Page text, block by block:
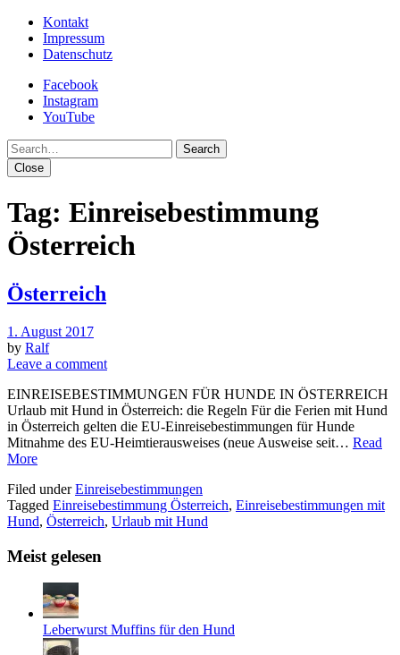
Kontakt
Impressum
Datenschutz
Facebook
Instagram
YouTube
Search
Close
Tag: Einreisebestimmung
Österreich
Österreich
1. August 2017
by Ralf
Leave a comment
EINREISEBESTIMMUNGEN FÜR HUNDE IN ÖSTERREICH
Urlaub mit Hund in Österreich: die Regeln Für die Ferien mit Hund
in Österreich gelten die EU-Einreisebestimmungen für Hunde
Mitnahme des EU-Heimtierausweises (neue Ausweise seit… Read
More
Filed underEinreisebestimmungen
Tagged Einreisebestimmung Österreich, Einreisebestimmungen mit
Hund, Österreich, Urlaub mit Hund
Meist gelesen
Leberwurst Muffins für den Hund